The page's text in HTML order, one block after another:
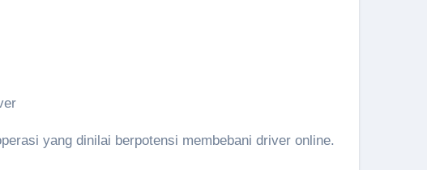
yang dinilai berpotensi membebani driver online.